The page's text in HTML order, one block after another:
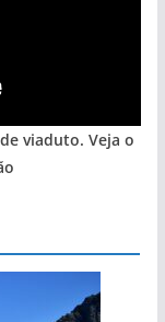
viaduto. Veja o